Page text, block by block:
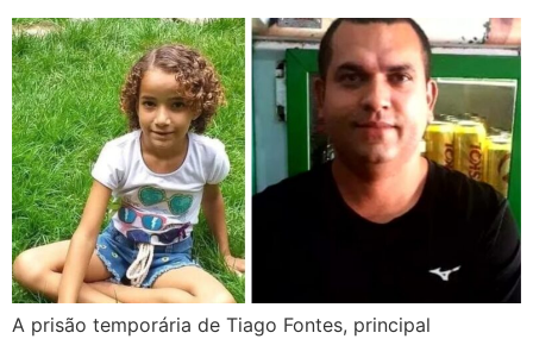
A prisão temporária de Tiago Fontes, principal